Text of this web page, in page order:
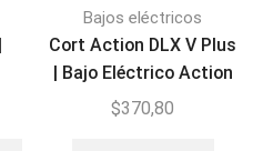
Bajos eléctricos
Cort Action DLX V Plus
| Bajo Eléctrico Action
Series
$370,80